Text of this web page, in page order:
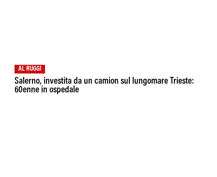
AL RUGGI
Salerno, investita da un camion sul lungomare Trieste:
60enne in ospedale